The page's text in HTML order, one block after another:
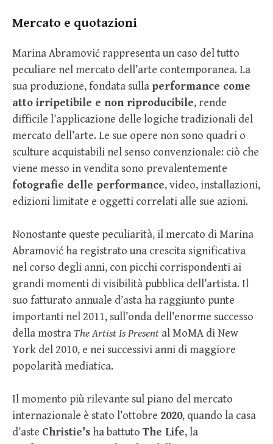
Mercato e quotazioni
Marina Abramović rappresenta un caso del tutto
peculiare nel mercato dell’arte contemporanea. La
sua produzione, fondata sulla performance come
atto irripetibile e non riproducibile, rende
difficile l’applicazione delle logiche tradizionali del
mercato dell’arte. Le sue opere non sono quadri o
sculture acquistabili nel senso convenzionale: ciò che
viene messo in vendita sono prevalentemente
fotografie delle performance, video, installazioni,
edizioni limitate e oggetti correlati alle sue azioni.
Nonostante queste peculiarità, il mercato di Marina
Abramović ha registrato una crescita significativa
nel corso degli anni, con picchi corrispondenti ai
grandi momenti di visibilità pubblica dell’artista. Il
suo fatturato annuale d’asta ha raggiunto punte
importanti nel 2011, sull’onda dell’enorme successo
della mostra The Artist Is Present al MoMA di New
York del 2010, e nei successivi anni di maggiore
popolarità mediatica.
Il momento più rilevante sul piano del mercato
internazionale è stato l’ottobre 2020, quando la casa
d’aste Christie’s ha battuto The Life, la